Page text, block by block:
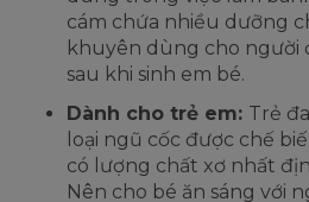
cám chứa nhiều dưỡng
khuyên dùng cho người
sau khi sinh em bé.
Dành cho trẻ em: Trẻ
loại ngũ cốc được chế
có lượng chất xơ nhất
Nên cho bé ăn sáng với